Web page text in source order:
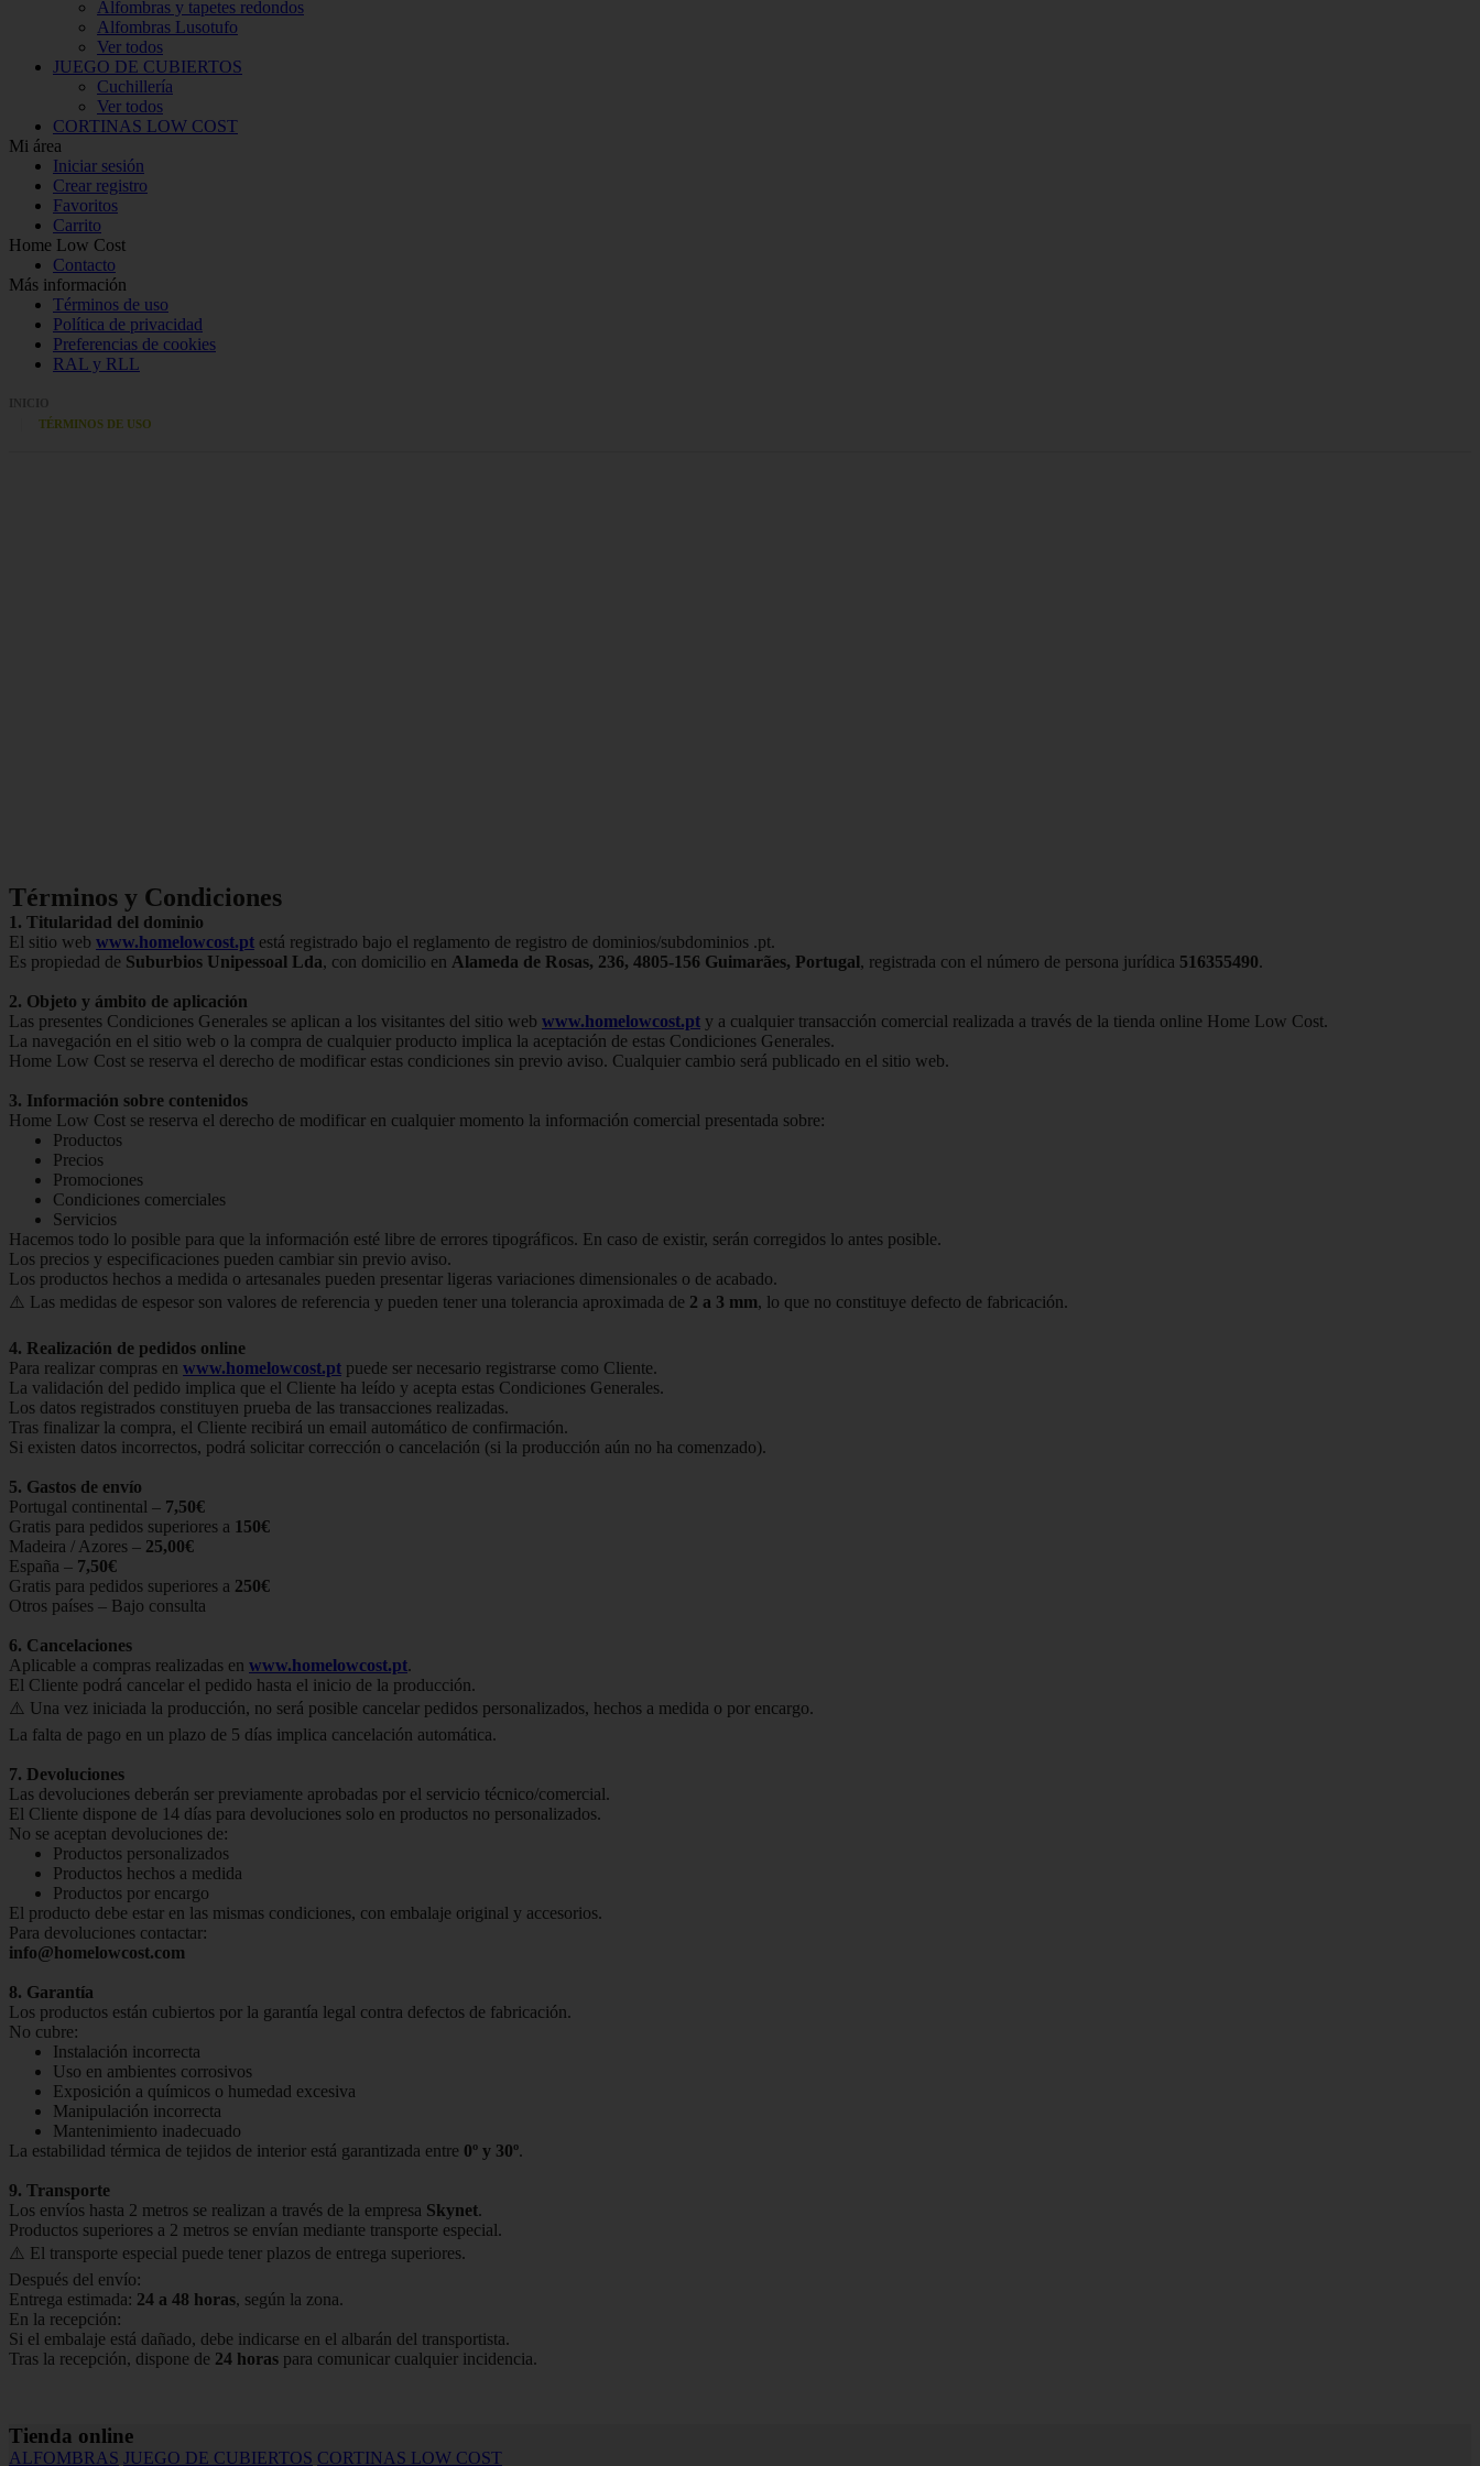
Alfombras y tapetes redondos
Alfombras Lusotufo
Ver todos
JUEGO DE CUBIERTOS
Cuchillería
Ver todos
CORTINAS LOW COST
Mi área
Iniciar sesión
Crear registro
Favoritos
Carrito
Home Low Cost
Contacto
Más información
Términos de uso
Política de privacidad
Preferencias de cookies
RAL y RLL
TÉRMINOS DE USO
Términos y Condiciones
1. Titularidad del dominio
El sitio web www.homelowcost.pt está registrado bajo el reglamento de registro de dominios/subdominios .pt.
Es propiedad de Suburbios Unipessoal Lda, con domicilio en Alameda de Rosas, 236, 4805-156 Guimarães, Portugal, registrada con el número de persona jurídica 516355490.
2. Objeto y ámbito de aplicación
Las presentes Condiciones Generales se aplican a los visitantes del sitio web www.homelowcost.pt y a cualquier transacción comercial realizada a través de la tienda online Home Low Cost.
La navegación en el sitio web o la compra de cualquier producto implica la aceptación de estas Condiciones Generales.
Home Low Cost se reserva el derecho de modificar estas condiciones sin previo aviso. Cualquier cambio será publicado en el sitio web.
3. Información sobre contenidos
Home Low Cost se reserva el derecho de modificar en cualquier momento la información comercial presentada sobre:
Productos
Precios
Promociones
Condiciones comerciales
Servicios
Hacemos todo lo posible para que la información esté libre de errores tipográficos. En caso de existir, serán corregidos lo antes posible.
Los precios y especificaciones pueden cambiar sin previo aviso.
Los productos hechos a medida o artesanales pueden presentar ligeras variaciones dimensionales o de acabado.
⚠️ Las medidas de espesor son valores de referencia y pueden tener una tolerancia aproximada de 2 a 3 mm, lo que no constituye defecto de fabricación.
4. Realización de pedidos online
Para realizar compras en www.homelowcost.pt puede ser necesario registrarse como Cliente.
La validación del pedido implica que el Cliente ha leído y acepta estas Condiciones Generales.
Los datos registrados constituyen prueba de las transacciones realizadas.
Tras finalizar la compra, el Cliente recibirá un email automático de confirmación.
Si existen datos incorrectos, podrá solicitar corrección o cancelación (si la producción aún no ha comenzado).
5. Gastos de envío
Portugal continental – 7,50€
Gratis para pedidos superiores a 150€
Madeira / Azores – 25,00€
España – 7,50€
Gratis para pedidos superiores a 250€
Otros países – Bajo consulta
6. Cancelaciones
Aplicable a compras realizadas en www.homelowcost.pt.
El Cliente podrá cancelar el pedido hasta el inicio de la producción.
⚠️ Una vez iniciada la producción, no será posible cancelar pedidos personalizados, hechos a medida o por encargo.
La falta de pago en un plazo de 5 días implica cancelación automática.
7. Devoluciones
Las devoluciones deberán ser previamente aprobadas por el servicio técnico/comercial.
El Cliente dispone de 14 días para devoluciones solo en productos no personalizados.
No se aceptan devoluciones de:
Productos personalizados
Productos hechos a medida
Productos por encargo
El producto debe estar en las mismas condiciones, con embalaje original y accesorios.
Para devoluciones contactar:
info@homelowcost.com
8. Garantía
Los productos están cubiertos por la garantía legal contra defectos de fabricación.
No cubre:
Instalación incorrecta
Uso en ambientes corrosivos
Exposición a químicos o humedad excesiva
Manipulación incorrecta
Mantenimiento inadecuado
La estabilidad térmica de tejidos de interior está garantizada entre 0º y 30º.
9. Transporte
Los envíos hasta 2 metros se realizan a través de la empresa Skynet.
Productos superiores a 2 metros se envían mediante transporte especial.
⚠️ El transporte especial puede tener plazos de entrega superiores.
Después del envío:
Entrega estimada: 24 a 48 horas, según la zona.
En la recepción:
Si el embalaje está dañado, debe indicarse en el albarán del transportista.
Tras la recepción, dispone de 24 horas para comunicar cualquier incidencia.
Tienda online
ALFOMBRAS JUEGO DE CUBIERTOS CORTINAS LOW COST